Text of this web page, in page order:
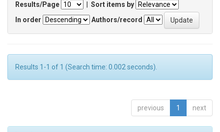
Results/Page
Sort items by
In order
Authors/record
Results 1-1 of 1 (Search time: 0.002 seconds).
previous 1 next